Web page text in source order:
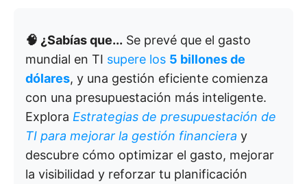
🧠 ¿Sabías que... Se prevé que el gasto
mundial en TI supere los 5 billones de
dólares, y una gestión eficiente comienza
con una presupuestación más inteligente.
Explora Estrategias de presupuestación de
TI para mejorar la gestión financiera y
descubre cómo optimizar el gasto, mejorar
la visibilidad y reforzar tu planificación